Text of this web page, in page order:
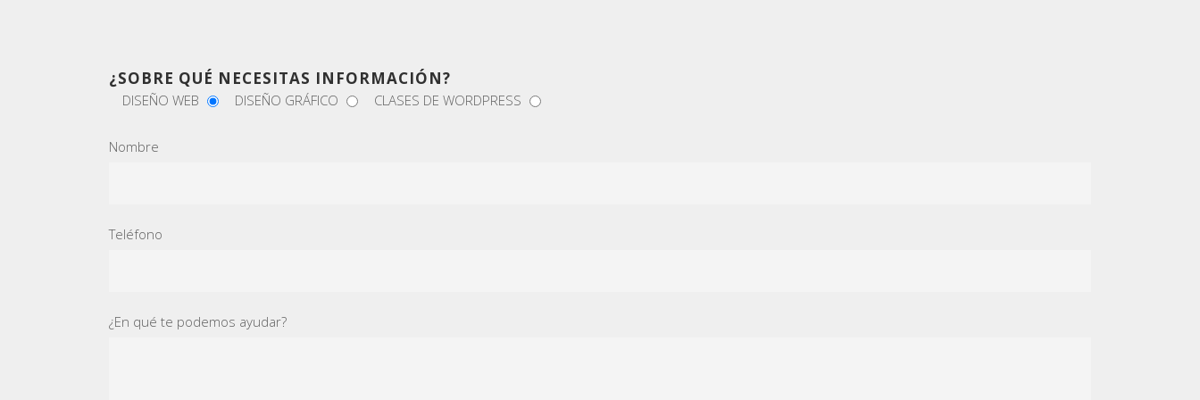
¿SOBRE QUÉ NECESITAS INFORMACIÓN?
DISEÑO WEB DISEÑO GRÁFICO CLASES DE WORDPRESS
Nombre
Teléfono
¿En qué te podemos ayudar?